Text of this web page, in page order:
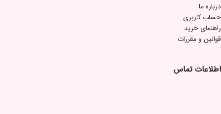
درباره ما
حساب کاربری
راهنمای خرید
قوانین و مقررات
اطلاعات تماس